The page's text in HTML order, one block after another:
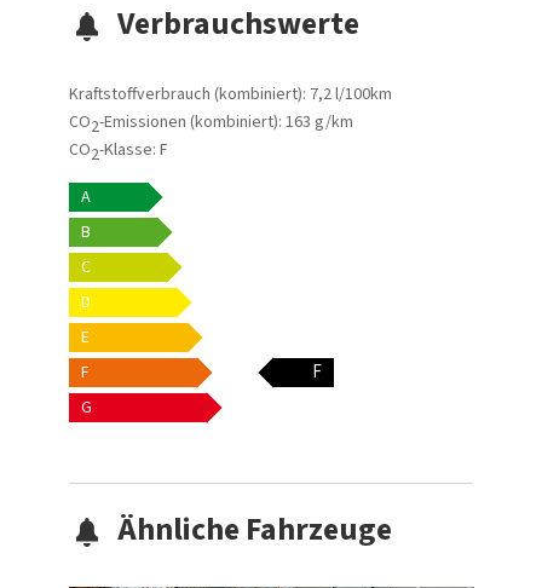
Verbrauchswerte
Kraftstoffverbrauch (kombiniert): 7,2 l/100km
CO2-Emissionen (kombiniert): 163 g/km
CO2-Klasse: F
A
B
C
D
E
F
F
G
Ähnliche Fahrzeuge